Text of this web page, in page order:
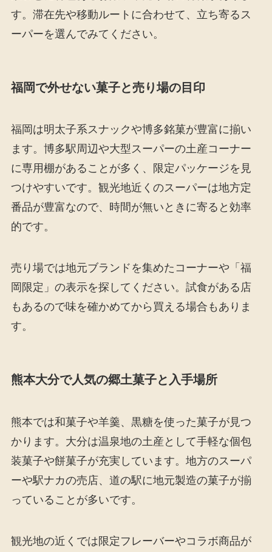
す。滞在先や移動ルートに合わせて、立ち寄るス
ーパーを選んでみてください。
福岡で外せない菓子と売り場の目印
福岡は明太子系スナックや博多銘菓が豊富に揃い
ます。博多駅周辺や大型スーパーの土産コーナー
に専用棚があることが多く、限定パッケージを見
つけやすいです。観光地近くのスーパーは地方定
番品が豊富なので、時間が無いときに寄ると効率
的です。
売り場では地元ブランドを集めたコーナーや「福
岡限定」の表示を探してください。試食がある店
もあるので味を確かめてから買える場合もありま
す。
熊本大分で人気の郷土菓子と入手場所
熊本では和菓子や羊羹、黒糖を使った菓子が見つ
かります。大分は温泉地の土産として手軽な個包
装菓子や餅菓子が充実しています。地方のスーパ
ーや駅ナカの売店、道の駅に地元製造の菓子が揃
っていることが多いです。
観光地の近くでは限定フレーバーやコラボ商品が